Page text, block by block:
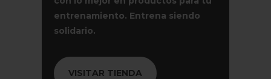
entrenamiento. Entrena siendo
solidario.
VISITAR TIENDA